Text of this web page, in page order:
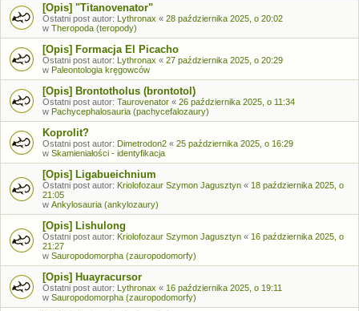
[Opis] "Titanovenator"
Ostatni post autor: Lythronax « 28 października 2025, o 20:02
w Theropoda (teropody)
[Opis] Formacja El Picacho
Ostatni post autor: Lythronax « 27 października 2025, o 20:29
w Paleontologia kręgowców
[Opis] Brontotholus (brontotol)
Ostatni post autor: Taurovenator « 26 października 2025, o 11:34
w Pachycephalosauria (pachycefalozaury)
Koprolit?
Ostatni post autor: Dimetrodon2 « 25 października 2025, o 16:29
w Skamieniałości - identyfikacja
[Opis] Ligabueichnium
Ostatni post autor: Kriolofozaur Szymon Jagusztyn « 18 października 2025, o
21:05
w Ankylosauria (ankylozaury)
[Opis] Lishulong
Ostatni post autor: Kriolofozaur Szymon Jagusztyn « 16 października 2025, o
21:27
w Sauropodomorpha (zauropodomorfy)
[Opis] Huayracursor
Ostatni post autor: Lythronax « 16 października 2025, o 19:11
w Sauropodomorpha (zauropodomorfy)